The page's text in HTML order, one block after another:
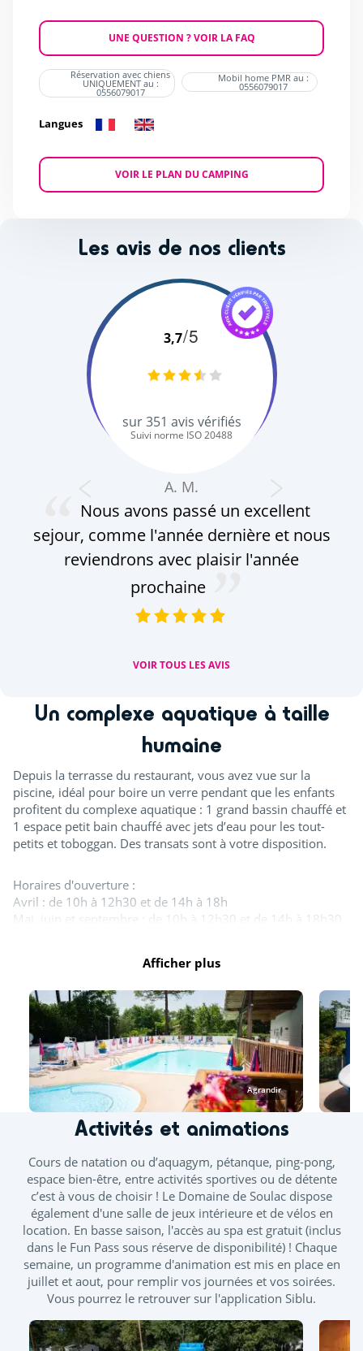
UNE QUESTION ? VOIR LA FAQ
Réservation avec chiens
UNIQUEMENT au :
0556079017
Mobil home PMR au :
0556079017
Langues
VOIR LE PLAN DU CAMPING
Les avis de nos clients
3,7/5
sur351 avis vérifiés
Suivi norme ISO 20488
A. M.
Nous avons passé un excellent
sejour, comme l'année dernière et nous
reviendrons avec plaisir l'année
prochaine
VOIR TOUS LES AVIS
Un complexe aquatique à taille
humaine
Depuis la terrasse du restaurant, vous avez vue sur la
piscine, idéal pour boire un verre pendant que les enfants
profitent du complexe aquatique : 1 grand bassin chauffé et
1 espace petit bain chauffé avec jets d’eau pour les tout-
petits et toboggan. Des transats sont à votre disposition.
Horaires d'ouverture :
Avril : de 10h à 12h30 et de 14h à 18h
Mai, juin et septembre : de 10h à 12h30 et de 14h à 18h30
minima, un bassin est ouvert d'avril à septembre. Les
toboggans ainsi que la splashzone sont ouverts à partir de
mi-juin. Des journées continues vous sont proposées durant
les ponts de mai et juin.
À l’espace aquatique, seuls les vêtements de bain
confectionnés dans un tissu adapté à la baignade sont
autorisés, tels que les maillots (une ou deux pièces), boxers,
bikinis ou burkinis.
Piscine extérieure chauffée
Toboggan
Pataugeoire extérieure
Bains bouillonnants - Banquettes balnéo
Afficher plus
Agrandir
Activités et animations
Cours de natation ou d’aquagym, pétanque, ping-pong,
espace bien-être, entre activités sportives ou de détente
c’est à vous de choisir ! Le Domaine de Soulac dispose
également d'une salle de jeux intérieure et de vélos en
location. En basse saison, l'accès au spa est gratuit (inclus
dans le Fun Pass sous réserve de disponibilité) ! Chaque
semaine, un programme d'animation est mis en place en
juillet et aout, pour remplir vos journées et vos soirées.
Vous pourrez le retrouver sur l'application Siblu.